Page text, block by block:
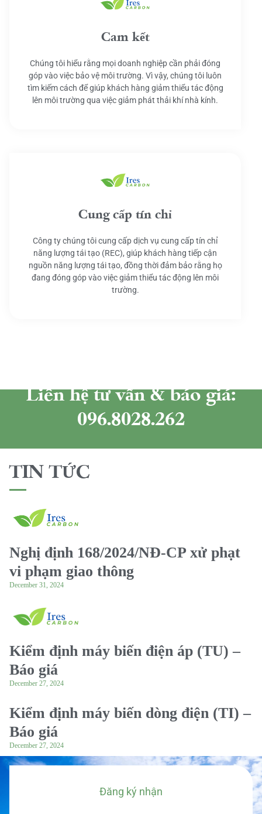
Cam kết
Chúng tôi hiểu rằng mọi doanh nghiệp cần phải đóng
góp vào việc bảo vệ môi trường. Vì vậy, chúng tôi luôn
tìm kiếm cách để giúp khách hàng giảm thiểu tác động
lên môi trường qua việc giảm phát thải khí nhà kính.
Cung cấp tín chỉ
Công ty chúng tôi cung cấp dịch vụ cung cấp tín chỉ
năng lượng tái tạo (REC), giúp khách hàng tiếp cận
nguồn năng lượng tái tạo, đồng thời đảm bảo rằng họ
đang đóng góp vào việc giảm thiểu tác động lên môi
trường.
Liên hệ tư vấn & báo giá:
096.8028.262
TIN TỨC
Nghị định 168/2024/NĐ-CP xử phạt
vi phạm giao thông
December 31, 2024
Kiểm định máy biến điện áp (TU) –
Báo giá
December 27, 2024
Kiểm định máy biến dòng điện (TI) –
Báo giá
December 27, 2024
Đăng ký nhận